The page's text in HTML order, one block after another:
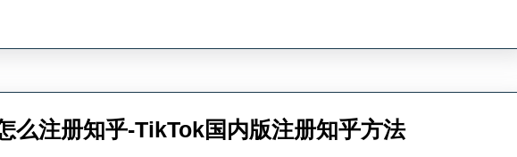
东
亚
么注册知乎-TikTok国内版注册知乎方法tiktok